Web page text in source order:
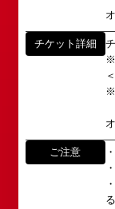
チケット詳細
ご注意
1960年～
ました。
その後、「
(大阪市中
弊社直営の
2008年の角
消滅致しま
この由緒あ
イベント出
以下のペー
イベント出
タレントへ